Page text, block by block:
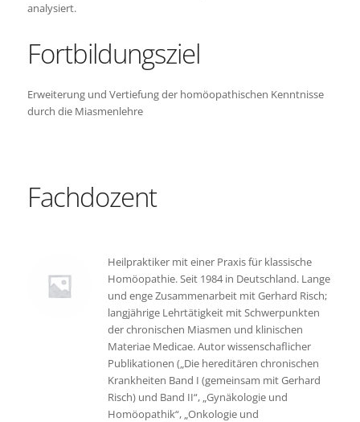
analysiert.
Fortbildungsziel
Erweiterung und Vertiefung der homöopathischen Kenntnisse
durch die Miasmenlehre
Fachdozent
Heilpraktiker mit einer Praxis für klassische
Homöopathie. Seit 1984 in Deutschland. Lange
und enge Zusammenarbeit mit Gerhard Risch;
langjährige Lehrtätigkeit mit Schwerpunkten
der chronischen Miasmen und klinischen
Materiae Medicae. Autor wissenschaflicher
Publikationen („Die hereditären chronischen
Krankheiten Band I (gemeinsam mit Gerhard
Risch) und Band II“, „Gynäkologie und
Homöopathik“, „Onkologie und